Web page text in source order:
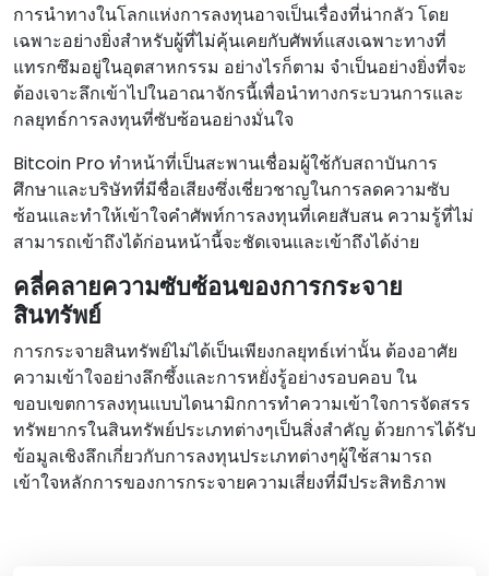
การนําทางในโลกแห่งการลงทุนอาจเป็นเรื่องที่น่ากลัว โดย
เฉพาะอย่างยิ่งสําหรับผู้ที่ไม่คุ้นเคยกับศัพท์แสงเฉพาะทางที่
แทรกซึมอยู่ในอุตสาหกรรม อย่างไรก็ตาม จําเป็นอย่างยิ่งที่จะ
ต้องเจาะลึกเข้าไปในอาณาจักรนี้เพื่อนําทางกระบวนการและ
กลยุทธ์การลงทุนที่ซับซ้อนอย่างมั่นใจ
Bitcoin Pro ทําหน้าที่เป็นสะพานเชื่อมผู้ใช้กับสถาบันการ
ศึกษาและบริษัทที่มีชื่อเสียงซึ่งเชี่ยวชาญในการลดความซับ
ซ้อนและทําให้เข้าใจคําศัพท์การลงทุนที่เคยสับสน ความรู้ที่ไม่
สามารถเข้าถึงได้ก่อนหน้านี้จะชัดเจนและเข้าถึงได้ง่าย
คลี่คลายความซับซ้อนของการกระจาย
สินทรัพย์
การกระจายสินทรัพย์ไม่ได้เป็นเพียงกลยุทธ์เท่านั้น ต้องอาศัย
ความเข้าใจอย่างลึกซึ้งและการหยั่งรู้อย่างรอบคอบ ใน
ขอบเขตการลงทุนแบบไดนามิกการทําความเข้าใจการจัดสรร
ทรัพยากรในสินทรัพย์ประเภทต่างๆเป็นสิ่งสําคัญ ด้วยการได้รับ
ข้อมูลเชิงลึกเกี่ยวกับการลงทุนประเภทต่างๆผู้ใช้สามารถ
เข้าใจหลักการของการกระจายความเสี่ยงที่มีประสิทธิภาพ